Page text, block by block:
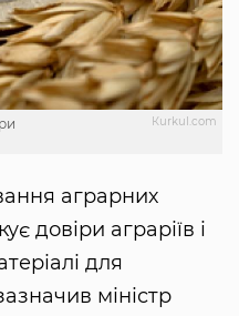
Кurkul.com
аграрних
довіри аграріїв і
для
міністр